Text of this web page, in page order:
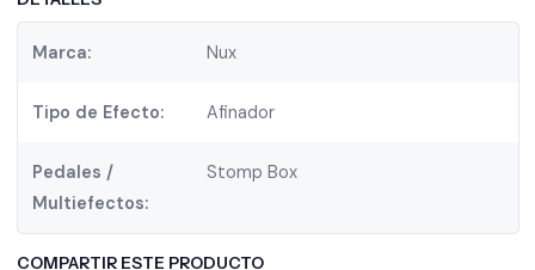
Marca: Nux
Tipo de Efecto: Afinador
Pedales /
Multiefectos:
Stomp Box
COMPARTIR ESTE PRODUCTO